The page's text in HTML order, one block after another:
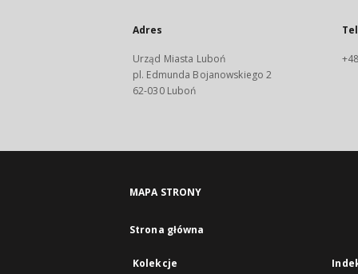
Adres
Urząd Miasta Luboń
pl. Edmunda Bojanowskiego 2
62-030 Luboń
MAPA STRONY
Strona główna
Kolekcje